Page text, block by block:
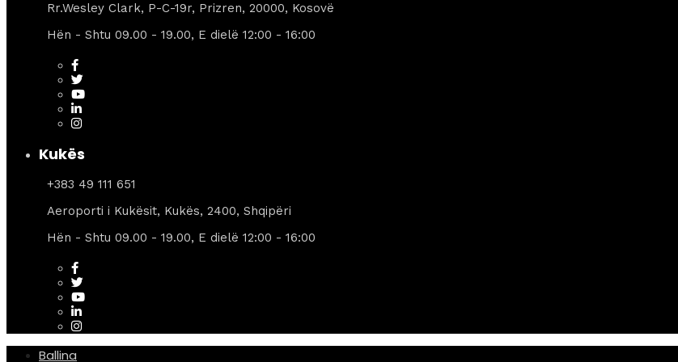
Rr.Wesley Clark, P-C-19r, Prizren, 20000, Kosovë
Hën - Shtu 09.00 - 19.00, E dielë 12:00 - 16:00
Kukës
+383 49 111 651
Aeroporti i Kukësit, Kukës, 2400, Shqipëri
Hën - Shtu 09.00 - 19.00, E dielë 12:00 - 16:00
Ballina